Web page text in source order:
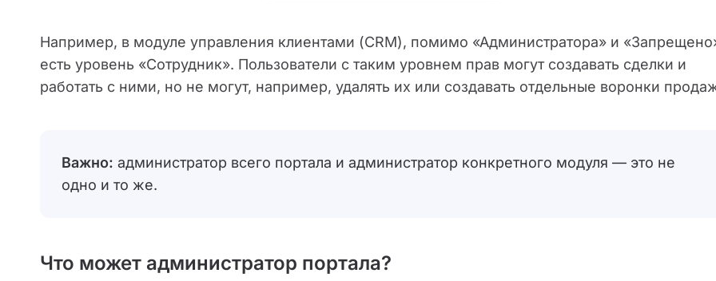
Например, в модуле управления клиентами (CRM), помимо «Администратора» и
есть уровень «Сотрудник». Пользователи с таким уровнем прав могут создавать сделки и
работать с ними, но не могут, например, удалять их или создавать отдельные воронки
Важно: администратор всего портала и администратор конкретного модуля — это не
одно и то же.
Что может администратор портала?